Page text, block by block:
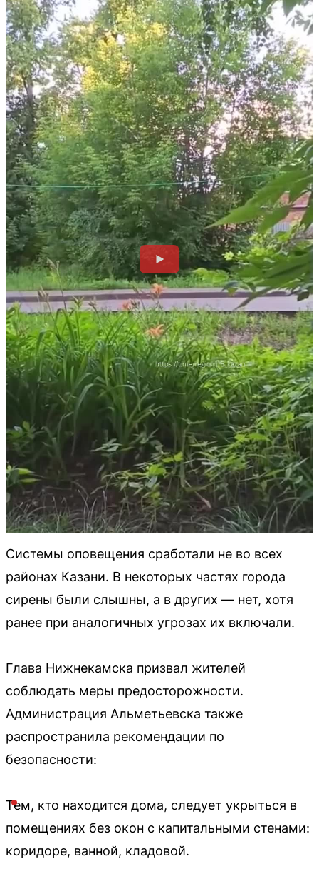
Системы оповещения сработали не во всех
районах Казани. В некоторых частях города
сирены были слышны, а в других — нет, хотя
ранее при аналогичных угрозах их включали.
Глава Нижнекамска призвал жителей
соблюдать меры предосторожности.
Администрация Альметьевска также
распространила рекомендации по
безопасности:
Тем, кто находится дома, следует укрыться в
помещениях без окон с капитальными стенами:
коридоре, ванной, кладовой.